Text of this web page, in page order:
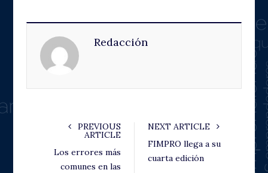
Redacción
PREVIOUS
ARTICLE
Los errores más
comunes en las
NEXT ARTICLE
FIMPRO llega a su
cuarta edición